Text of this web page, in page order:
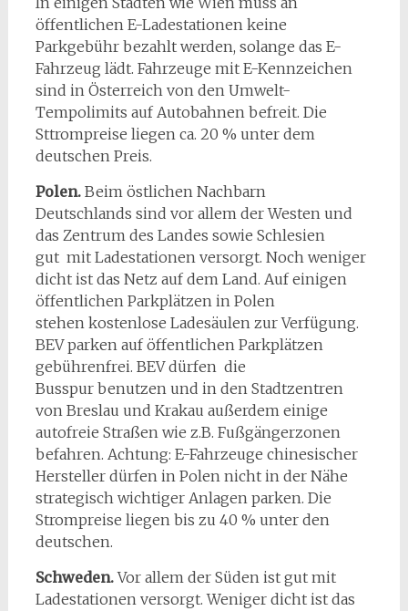
öffentlichen E-Ladestationen keine
Parkgebühr bezahlt werden, solange das E-
Fahrzeug lädt. Fahrzeuge mit E-Kennzeichen
sind in Österreich von den Umwelt-
Tempolimits auf Autobahnen befreit. Die
Sttrompreise liegen ca. 20 % unter dem
deutschen Preis.
Polen.Beim östlichen Nachbarn
Deutschlands sind vor allem der Westen und
das Zentrum des Landes sowie Schlesien
gut mit Ladestationen versorgt. Noch weniger
dicht ist das Netz auf dem Land. Auf einigen
öffentlichen Parkplätzen in Polen
stehen kostenlose Ladesäulen zur Verfügung.
BEV parken auf öffentlichen Parkplätzen
gebührenfrei. BEV dürfen die
Busspur benutzen und in den Stadtzentren
von Breslau und Krakau außerdem einige
autofreie Straßen wie z.B. Fußgängerzonen
befahren. Achtung: E-Fahrzeuge chinesischer
Hersteller dürfen in Polen nicht in der Nähe
strategisch wichtiger Anlagen parken. Die
Strompreise liegen bis zu 40 % unter den
deutschen.
Schweden.Vor allem der Süden ist gut mit
Ladestationen versorgt. Weniger dicht ist das